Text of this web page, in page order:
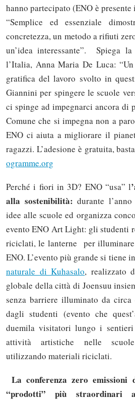
hanno partecipato (ENO è
“Semplice ed essenziale
concretezza, un metodo a rifiuti
un’idea interessante”. Spiega
l’Italia, Anna Maria De Luca:
gratifica del lavoro svolto in
Giannini per spingere le scuole
ci spinge ad impegnarci ancora di
Comune che si impegna non a
ENO ci aiuta a migliorare il
ragazzi. L’adesione è gratuita,
ogramme.org
Perché i fiori in 3D? ENO “usa” l
alla sostenibilità:durante
idee alle scuole ed organizza
evento ENO Art Light: gli studenti
riciclati, le lanterne per
ENO. L’evento più grande si tiene
naturale di Kuhasalo, realizzato
globale della città di Joensuu
senza barriere illuminato da circa
dagli studenti (evento che
duemila visitatori lungo i
attività artistiche nelle
utilizzando materiali riciclati.
La conferenza zero
“prodotti” più straordinari